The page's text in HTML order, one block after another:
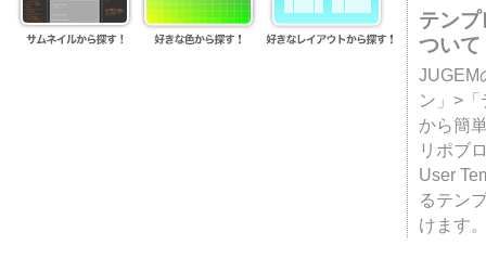
テン
ついて
JUGEM
ン」>
から簡
リポブ
User
るテン
けます